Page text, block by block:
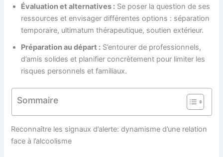
Évaluation et alternatives : Se poser la question de ses
ressources et envisager différentes options : séparation
temporaire, ultimatum thérapeutique, soutien extérieur.
Préparation au départ : S’entourer de professionnels,
d’amis solides et planifier concrètement pour limiter les
risques personnels et familiaux.
Sommaire
Reconnaître les signaux d’alerte: dynamisme d’une relation
face à l’alcoolisme